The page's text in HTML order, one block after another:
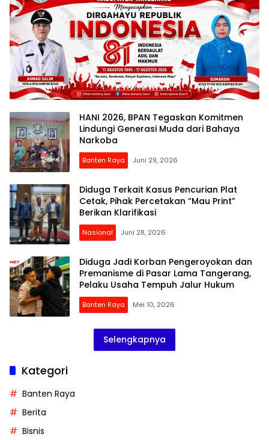
HANI 2026, BPAN Tegaskan Komitmen
Lindungi Generasi Muda dari Bahaya
Narkoba
Banten Raya Juni 29, 2026
Diduga Terkait Kasus Pencurian Plat
Cetak, Pihak Percetakan “Mau Print”
Berikan Klarifikasi
Nasional Juni 28, 2026
Diduga Jadi Korban Pengeroyokan dan
Premanisme di Pasar Lama Tangerang,
Pelaku Usaha Tempuh Jalur Hukum
Banten Raya Mei 10, 2026
Selengkapnya
Kategori
Banten Raya
Berita
Bisnis